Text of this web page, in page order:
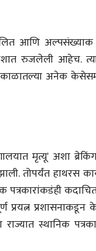
आणि अल्पसंख्याक
रुजलेली आहेच.
अनेक
मृत्यू' अशा
तोपर्यंत
प्रयत्न
राज्यात स्थानिक
दर्जाची
काळाची गरज
31 Jul 2026
लेख
लेख
प्रधानांच्याच काय
पंतप्रधानांच्या
प्रश्न सुटणार
स्नेहलता जाधव
EDITORIAL